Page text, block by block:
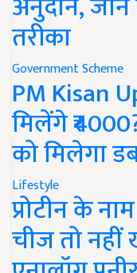
तरीका
Government Scheme
PM Kisan
मिलेंगे
को मिलेगा
Lifestyle
प्रोटीन के
चीज तो नहीं